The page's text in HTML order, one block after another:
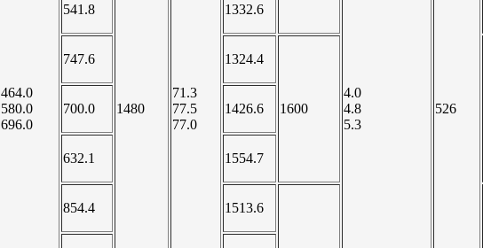
464.0
580.0
696.0
1480
71.3
77.5
77.0
4.0
4.8
5.3
526
541.8 1332.6
747.6 1324.4
1600
700.0 1426.6
632.1 1554.7
854.4 1513.6